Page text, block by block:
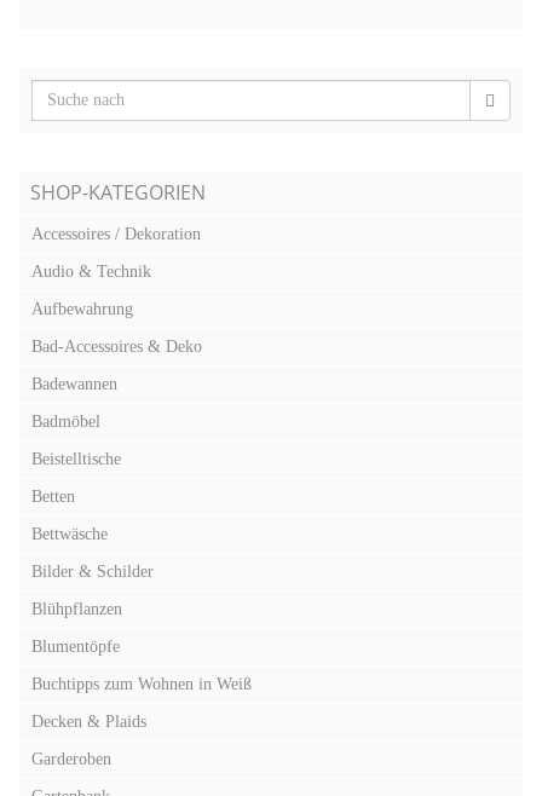
SHOP-KATEGORIEN
Accessoires / Dekoration
Audio & Technik
Aufbewahrung
Bad-Accessoires & Deko
Badewannen
Badmöbel
Beistelltische
Betten
Bettwäsche
Bilder & Schilder
Blühpflanzen
Blumentöpfe
Buchtipps zum Wohnen in Weiß
Decken & Plaids
Garderoben